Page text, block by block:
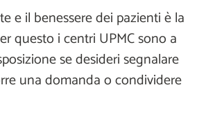
e il benessere dei pazienti è la
questo i centri UPMC sono a
se desideri segnalare
una domanda o condividere